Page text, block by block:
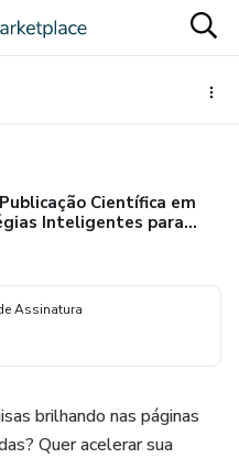
Científica em
Inteligentes para
Assinatura
brilhando nas páginas
Quer acelerar sua